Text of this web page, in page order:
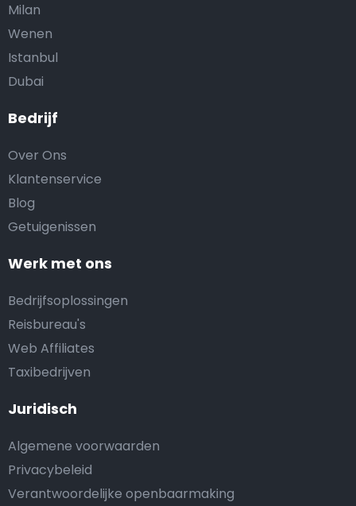
Bedrijf
Over Ons
Klantenservice
Blog
Getuigenissen
Werk met ons
Bedrijfsoplossingen
Reisbureau's
Web Affiliates
Taxibedrijven
Juridisch
Algemene voorwaarden
Privacybeleid
Verantwoordelijke openbaarmaking
Milan
Wenen
Istanbul
Dubai